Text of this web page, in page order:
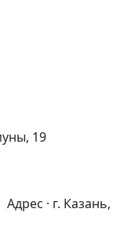
19
Адрес · г. Казань,